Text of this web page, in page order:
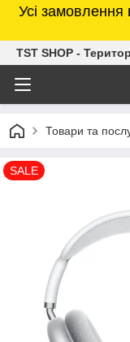
Усі
TST SHOP -
Товари та
SALE